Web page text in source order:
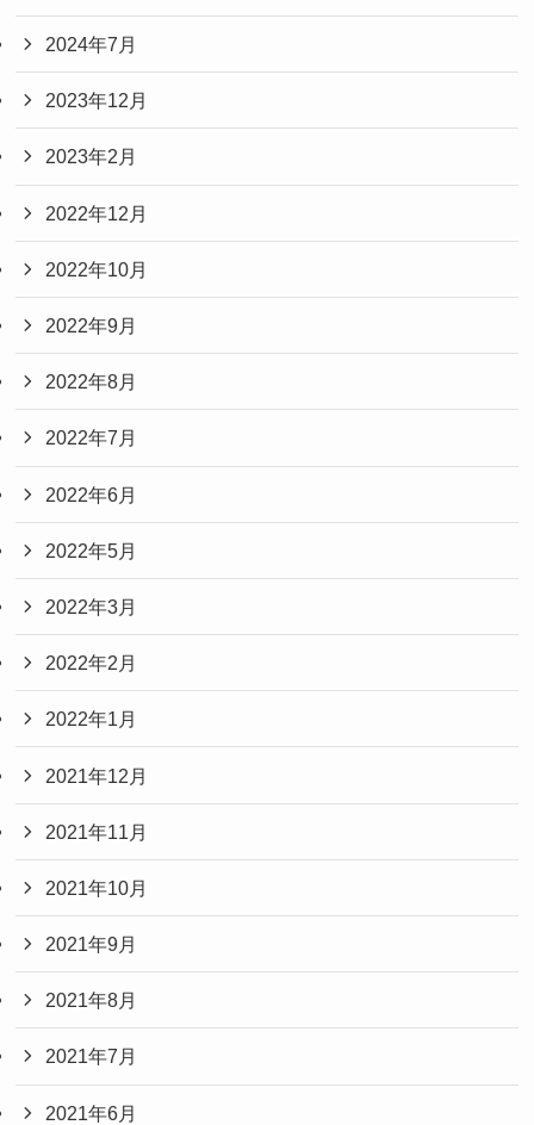
2024年7月
2023年12月
2023年2月
2022年12月
2022年10月
2022年9月
2022年8月
2022年7月
2022年6月
2022年5月
2022年3月
2022年2月
2022年1月
2021年12月
2021年11月
2021年10月
2021年9月
2021年8月
2021年7月
2021年6月